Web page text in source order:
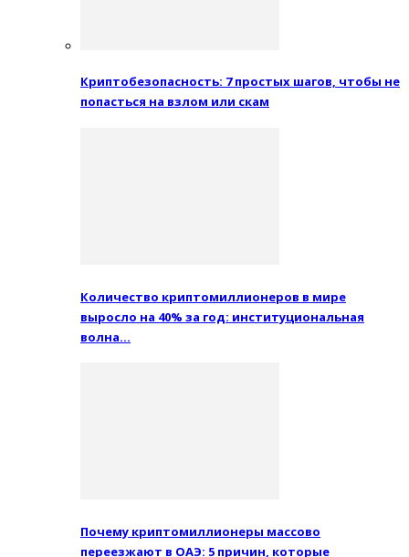
Криптобезопасность: 7 простых шагов, чтобы не
попасться на взлом или скам
Количество криптомиллионеров в мире
выросло на 40% за год: институциональная
волна…
Почему криптомиллионеры массово
переезжают в ОАЭ: 5 причин, которые